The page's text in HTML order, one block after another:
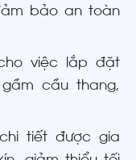
bảo an toàn
việc lắp đặt
cầu thang,
tiết được gia